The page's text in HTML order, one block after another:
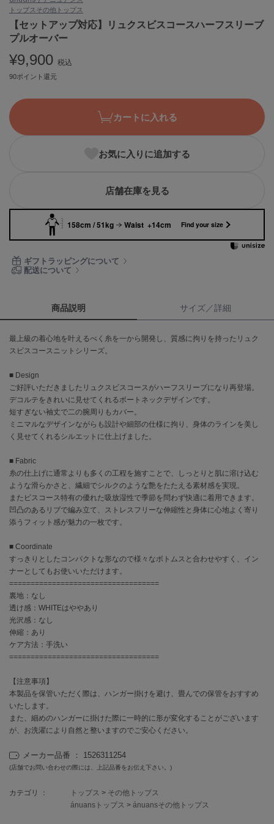
ASICS
アシックス
バレリット
BANDOLIER
バンドリヤー
カルバン・クライン
CELFORD
セルフォード
Clarks Premium
クラークス
CODE A
コードエー
COLE HAAN
コール ハーン
CONVERSE
DANSKIN
ダンスキン
EIMY ISTOIRE
エイミー イストワール
emmi
エミ
emmi atelier
エミ アトリエ
emmi yoga
ETRÉ TOKYO
エトレトウキョウ
ey
アイ
フィラ
トップスその他トップス
【セットアップ対応】リュクスビスコースハーフスリーブ
プルオーバー
¥9,900 税込
90ポイント還元
カートに入れる
お気に入りに追加する
店舗在庫を見る
158cm / 51kg Waist +14cm Find your size
ギフトラッピングについて
配送について
商品説明 サイズ／詳細
最上級の着心地を叶えるべく糸を一から開発し、質感に拘りを持ったリュク
スビスコースニットシリーズ。
■ Design
ご好評いただきましたリュクスビスコースがハーフスリーブになり再登場。
デコルテをきれいに見せてくれるボートネックデザインです。
短すぎない袖丈で二の腕周りもカバー。
ミニマルなデザインながらも設計や細部の仕様に拘り、身体のラインを美し
く見せてくれるシルエットに仕上げました。
■ Fabric
糸の仕上げに通常よりも多くの工程を施すことで、しっとりと肌に溶け込む
ような滑らかさと、繊細でシルクのような艶をたたえる素材感を実現。
またビスコース特有の優れた吸放湿性で季節を問わず快適に着用できます。
凹凸のあるリブで編み立て、ストレスフリーな伸縮性と身体に心地よく寄り
添うフィット感が魅力の一枚です。
■ Coordinate
すっきりとしたコンパクトな形なので様々なボトムスと合わせやすく、イン
ナーとしてもお使いいただけます。
===================================
裏地：なし
透け感：WHITEはややあり
光沢感：なし
伸縮：あり
ケア方法：手洗い
===================================
【注意事項】
本製品を保管いただく際は、ハンガー掛けを避け、畳んでの保管をおすすめ
いたします。
また、細めのハンガーに掛けた際に一時的に形が変化することがございます
が、お洗濯により自然と整いますのでご安心ください。
メーカー品番 ： 1526311254
(店舗でお問い合わせの際には、上記品番をお伝え下さい。)
カテゴリ ： トップス > その他トップス
ánuansトップス > ánuansその他トップス